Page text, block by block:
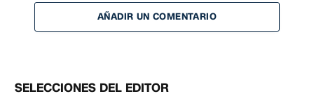
AÑADIR UN COMENTARIO
SELECCIONES DEL EDITOR